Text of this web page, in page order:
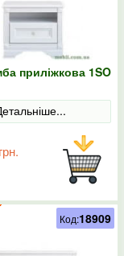
приліжкова 1SO
грн.
Код:18909